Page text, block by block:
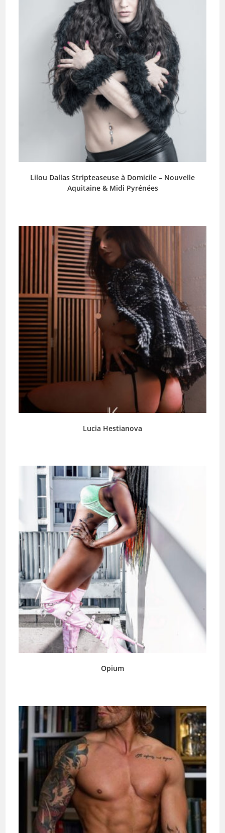
Lilou Dallas Stripteaseuse à Domicile – Nouvelle
Aquitaine & Midi Pyrénées
Lucia Hestianova
Opium